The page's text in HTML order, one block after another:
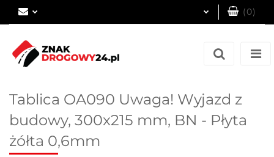
(0)
Tablica OA090 Uwaga! Wyjazd z
budowy, 300x215 mm, BN - Płyta
żółta 0,6mm